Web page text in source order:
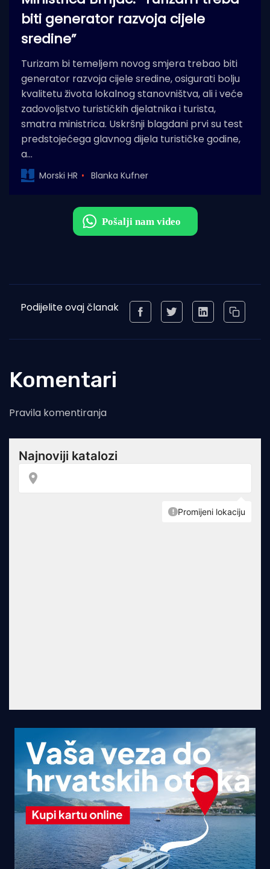
biti generator razvoja cijele
sredine”
Turizam bi temeljem novog smjera trebao biti
generator razvoja cijele sredine, osigurati bolju
kvalitetu života lokalnog stanovništva, ali i veće
zadovoljstvo turističkih djelatnika i turista,
smatra ministrica. Uskršnji blagdani prvi su test
predstojećega glavnog dijela turističke godine,
a…
Morski HR Blanka Kufner
Podijelite ovaj članak
Komentari
Pravila komentiranja